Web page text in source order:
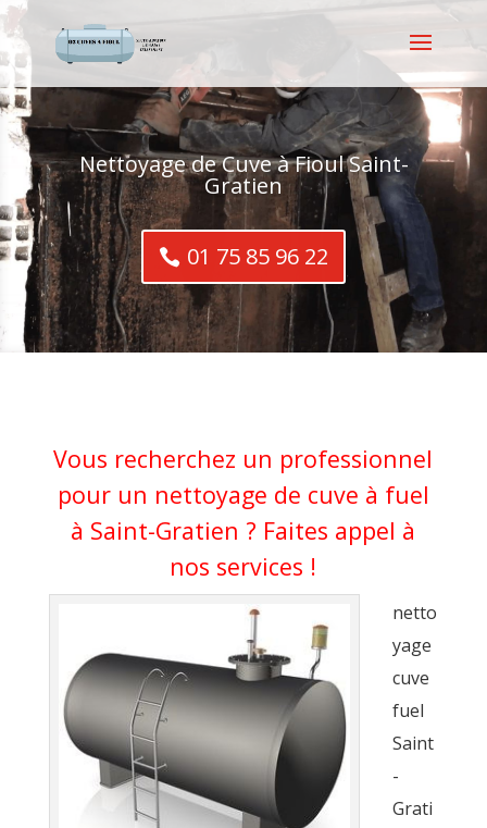
Nettoyage de Cuve à Fioul Saint-
Gratien
01 75 85 96 22
Vous recherchez un professionnel
pour un nettoyage de cuve à fuel
à Saint-Gratien ? Faites appel à
nos services !
netto
yage
cuve
fuel
Saint
-
Grati